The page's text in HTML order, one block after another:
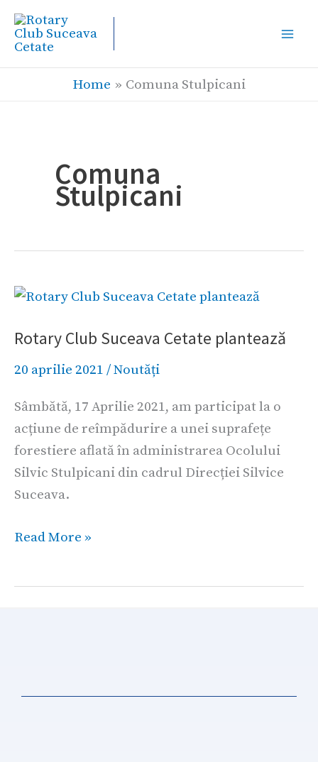
Skip
content
Home
Comuna Stulpicani
Comuna
Stulpicani
Rotary Club Suceava Cetate plantează
20 aprilie 2021 /Noutăți
Sâmbătă, 17 Aprilie 2021, am participat la o
acțiune de reîmpădurire a unei suprafețe
forestiere aflată în administrarea Ocolului
Silvic Stulpicani din cadrul Direcției Silvice
Suceava.
Rotary
Suceava
Read More »